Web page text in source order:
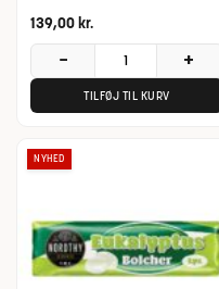
139,00kr.
− +
TILFØJ TIL KURV
NYHED